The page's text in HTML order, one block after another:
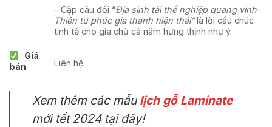
– Cặp câu đối “Địa sinh tài thế nghiệp quang vinh-
Thiên tứ phúc gia thanh hiện thái”là lời cầu chúc
tinh tế cho gia chủ cả năm hưng thịnh như ý.
Giá
bán
Liên hệ.
Xem thêm các mẫulịch gỗ Laminate
mới tết 2024 tại đây!